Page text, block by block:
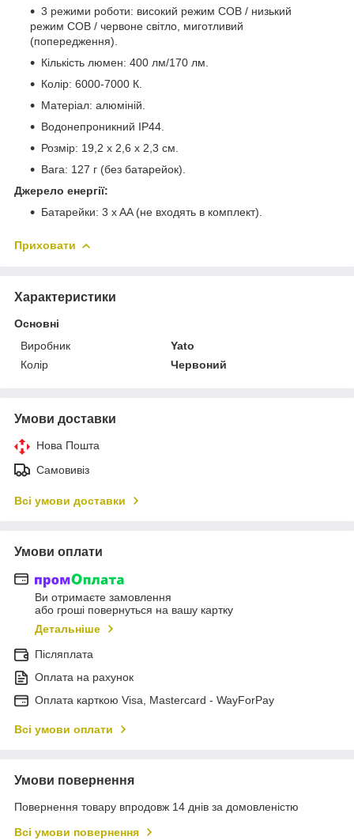
3 режими роботи: високий режим COB / низький
режим COB / червоне світло, миготливий
(попередження).
Кількість люмен: 400 лм/170 лм.
Колір: 6000-7000 К.
Матеріал: алюміній.
Водонепроникний IP44.
Розмір: 19,2 х 2,6 х 2,3 см.
Вага: 127 г (без батарейок).
Джерело енергії:
Батарейки: 3 x AA (не входять в комплект).
Приховати
Характеристики
Основні
Виробник
Yato
Колір
Червоний
Умови доставки
Нова Пошта
Самовивіз
Всі умови доставки
Умови оплати
Ви отримаєте замовлення
або гроші повернуться на вашу картку
Детальніше
Післяплата
Оплата на рахунок
Оплата карткою Visa, Mastercard - WayForPay
Всі умови оплати
Умови повернення
Повернення товару впродовж 14 днів за домовленістю
Всі умови повернення